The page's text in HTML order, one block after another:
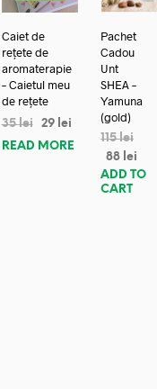
Caiet de
rețete de
aromaterapie
– Caietul meu
de rețete
35lei 29 lei
READ MORE
Pachet
Cadou
Unt
SHEA –
Yamuna
(gold)
115lei
88 lei
ADD TO
CART